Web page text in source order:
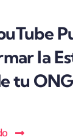
la
tu ONG